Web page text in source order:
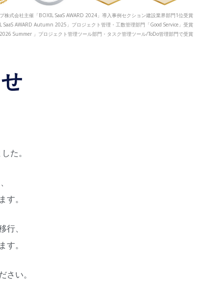
株式会社主催「BOXIL SaaS AWARD 2024」導入事例セクション建設業界部門1位受賞
SaaS AWARD Autumn 2025」プロジェクト管理・工数管理部門「Good Service」受賞
Summer 」プロジェクト管理ツール部門・タスク管理ツール/ToDo管理部門で受賞
た。
。
、
。
い。